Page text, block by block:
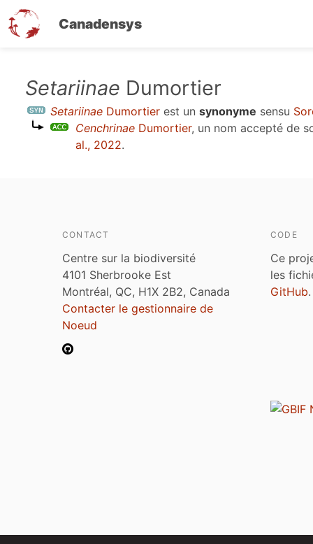
Canadensys
contenu
principal
Setariinae Dumortier
Setariinae Dumortier est un synonyme sensu
Cenchrinae Dumortier, un nom accepté de
al., 2022.
CONTACT
Centre sur la biodiversité
4101 Sherbrooke Est
Montréal, QC, H1X 2B2, Canada
Contacter le gestionnaire de
Noeud
CODE
Ce
les
GitHub.